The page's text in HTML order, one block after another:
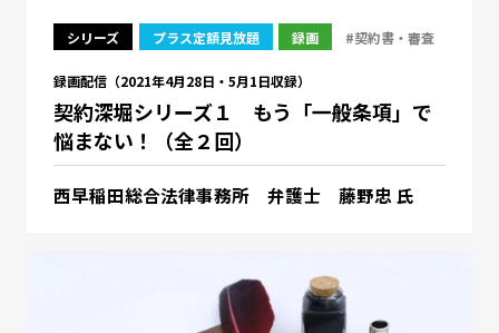
シリーズ プラス定額見放題 録画 #契約書・審査
録画配信（2021年4月28日・5月1日収録）
契約深堀シリーズ１ もう「一般条項」で
悩まない！（全２回）
西早稲田総合法律事務所 弁護士 藤野忠 氏